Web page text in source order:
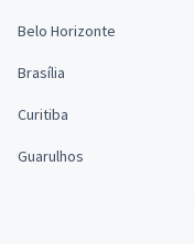
Belo Horizonte
Brasília
Curitiba
Guarulhos